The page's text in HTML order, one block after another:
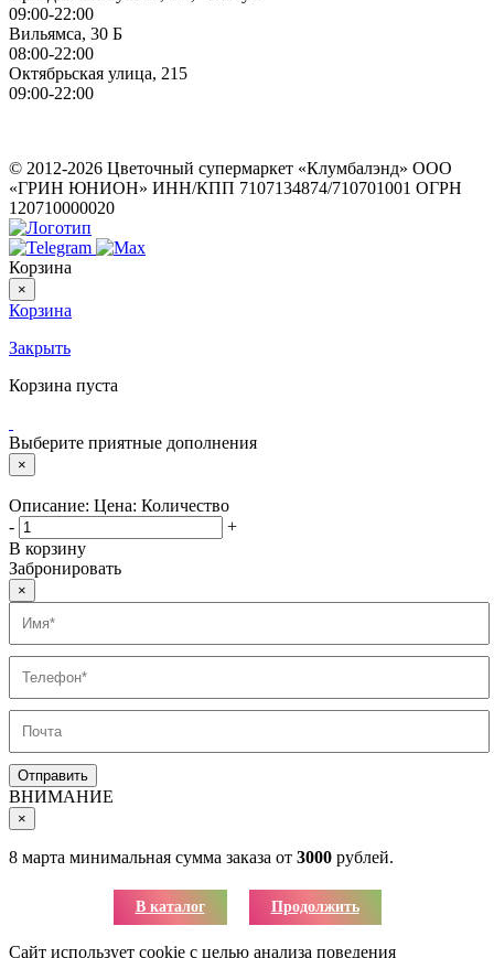
09:00-22:00
Вильямса, 30 Б
08:00-22:00
Октябрьская улица, 215
09:00-22:00
© 2012-2026 Цветочный супермаркет «Клумбалэнд» ООО
«ГРИН ЮНИОН» ИНН/КПП 7107134874/710701001 ОГРН
120710000020
Корзина
×
Корзина
Закрыть
Корзина пуста
Выберите приятные дополнения
×
Описание: Цена: Количество
-
+
В корзину
Забронировать
×
ВНИМАНИЕ
×
8 марта минимальная сумма заказа от 3000 рублей.
В каталог Продолжить
Сайт использует cookie с целью анализа поведения